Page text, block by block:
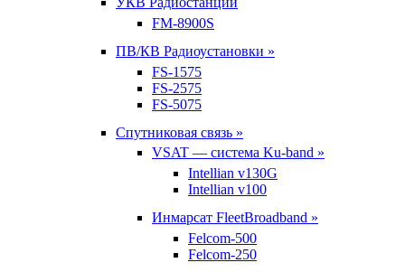
FM-8900S
ПВ/КВ Радиоустановки »
FS-1575
FS-2575
FS-5075
Спутниковая связь »
VSAT — система Ku-band »
Intellian v130G
Intellian v100
Инмарсат FleetBroadband »
Felcom-500
Felcom-250